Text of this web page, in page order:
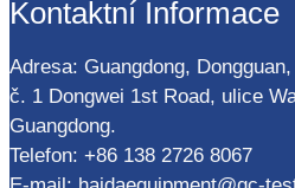
Kontaktní Informace
Adresa: Guangdong,
č. 1 Dongwei 1st Road, ulice
Guangdong.
Telefon: +86 138 2726 8067